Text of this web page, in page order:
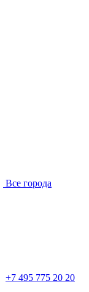
Все города
+7 495 775 20 20